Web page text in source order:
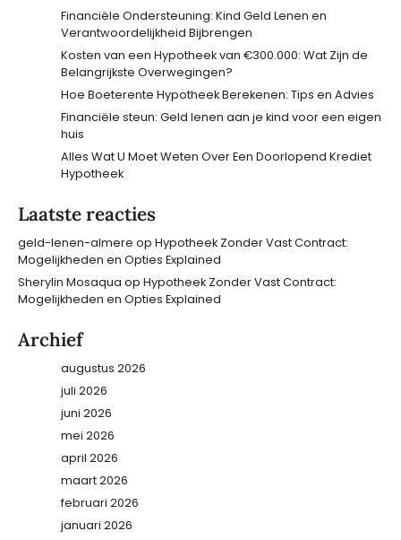
Financiële Ondersteuning: Kind Geld Lenen en
Verantwoordelijkheid Bijbrengen
Kosten van een Hypotheek van €300.000: Wat Zijn de
Belangrijkste Overwegingen?
Hoe Boeterente Hypotheek Berekenen: Tips en Advies
Financiële steun: Geld lenen aan je kind voor een eigen
huis
Alles Wat U Moet Weten Over Een Doorlopend Krediet
Hypotheek
Laatste reacties
geld-lenen-almere op Hypotheek Zonder Vast Contract:
Mogelijkheden en Opties Explained
Sherylin Mosaqua op Hypotheek Zonder Vast Contract:
Mogelijkheden en Opties Explained
Archief
augustus 2026
juli 2026
juni 2026
mei 2026
april 2026
maart 2026
februari 2026
januari 2026